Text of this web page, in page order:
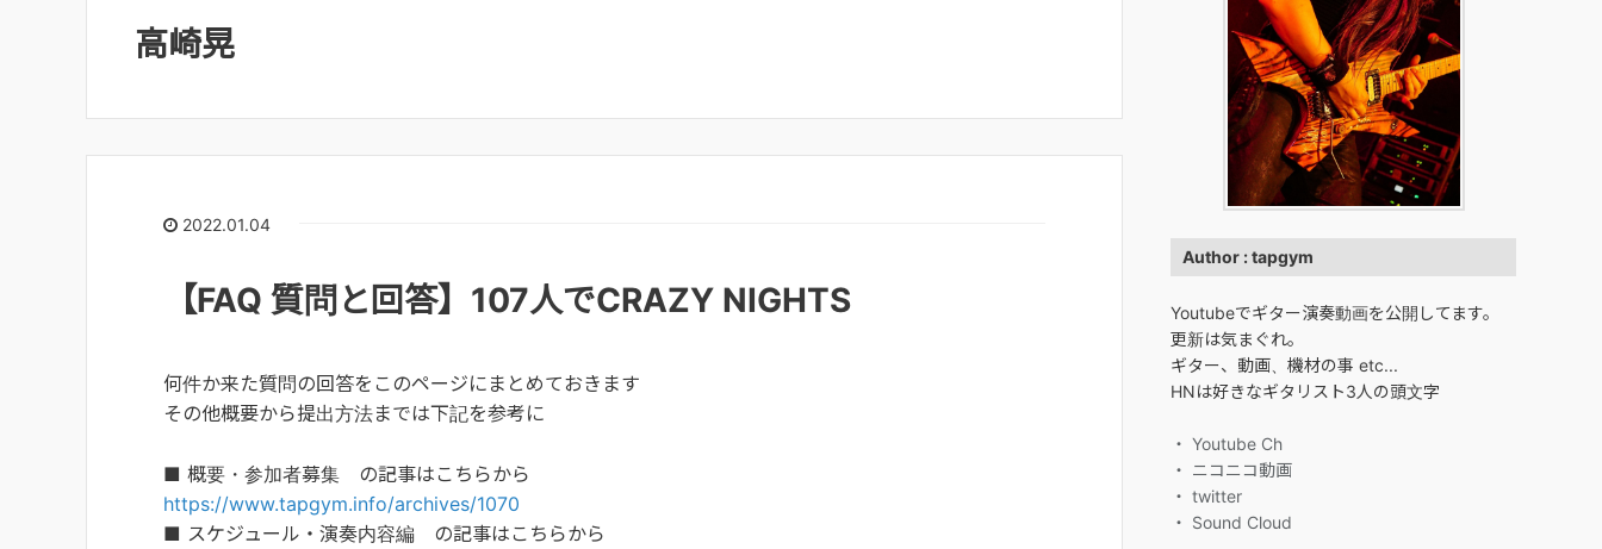
高崎晃
2022.01.04
【FAQ 質問と回答】107人でCRAZY NIGHTS
何件か来た質問の回答をこのページにまとめておきます
その他概要から提出方法までは下記を参考に
■ 概要・参加者募集 の記事はこちらから
https://www.tapgym.info/archives/1070
■ スケジュール・演奏内容編 の記事はこちらから
Author : tapgym
Youtubeでギター演奏動画を公開してます。
更新は気まぐれ。
ギター、動画、機材の事 etc...
HNは好きなギタリスト3人の頭文字
・ Youtube Ch
・ ニコニコ動画
・ twitter
・ Sound Cloud